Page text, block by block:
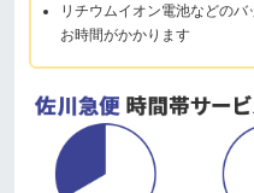
リチウムイオン電池などの
お時間がかかります